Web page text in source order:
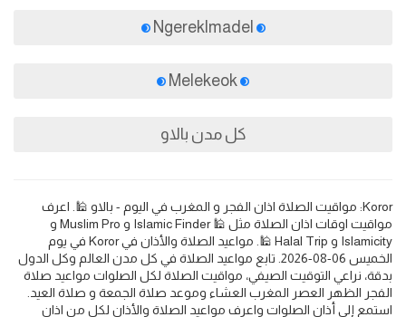
كل مدن بالاو
Koror: مواقيت الصلاة اذان الفجر و المغرب في اليوم - بالاو 🕌. اعرف
مواقيت اوقات اذان الصلاة مثل 🕌 Islamic Finder و Muslim Pro و
Islamicity و Halal Trip 🕌. مواعيد الصلاة والأذان في Koror في يوم
الخميس 06-08-2026. تابع مواعيد الصلاة في كل مدن العالم وكل الدول
بدقة، نراعي التوقيت الصيفي، مواقيت الصلاة لكل الصلوات مواعيد صلاة
الفجر الظهر العصر المغرب العشاء وموعد صلاة الجمعة و صلاة العيد.
استمع إلى أذان الصلوات واعرف مواعيد الصلاة والأذان لكل من اذان